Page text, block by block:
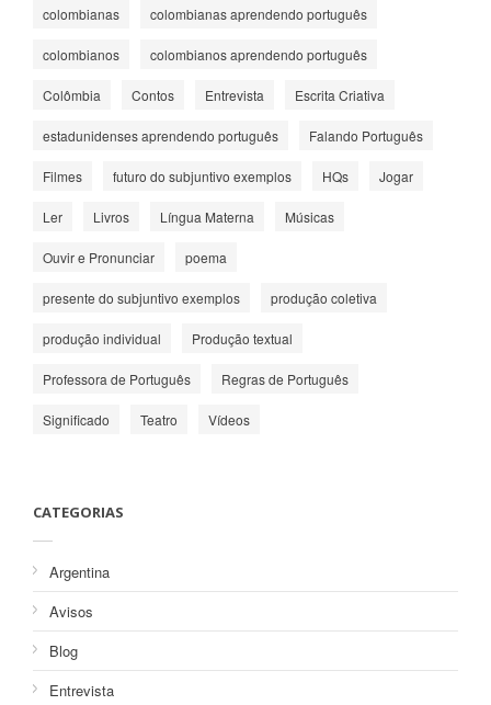
colombianas colombianas aprendendo português
colombianos colombianos aprendendo português
Colômbia Contos Entrevista Escrita Criativa
estadunidenses aprendendo português Falando Português
Filmes futuro do subjuntivo exemplos HQs Jogar
Ler Livros Língua Materna Músicas
Ouvir e Pronunciar poema
presente do subjuntivo exemplos produção coletiva
produção individual Produção textual
Professora de Português Regras de Português
Significado Teatro Vídeos
CATEGORIAS
Argentina
Avisos
Blog
Entrevista